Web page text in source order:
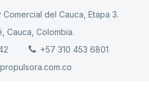
del Cauca, Etapa 3.
Cauca, Colombia.
+57 310 453 6801